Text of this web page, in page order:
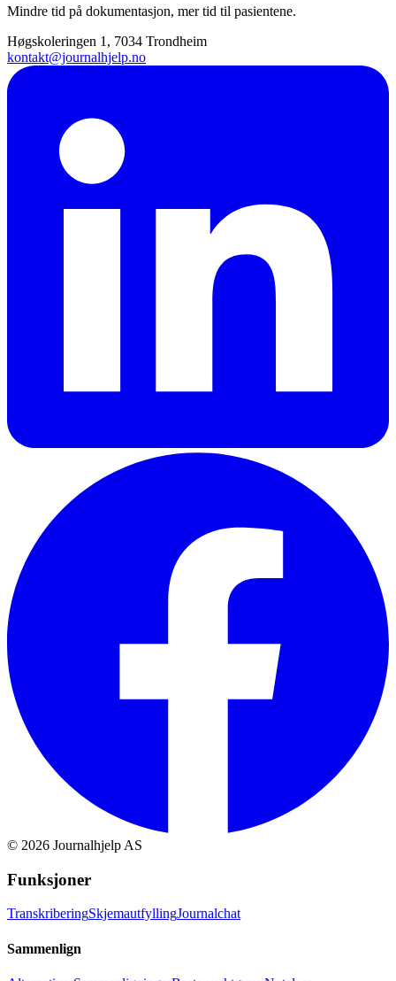
Mindre tid på dokumentasjon, mer tid til pasientene.
Høgskoleringen 1, 7034 Trondheim
kontakt@journalhjelp.no
© 2026 Journalhjelp AS
Funksjoner
TranskriberingSkjemautfyllingJournalchat
Sammenlign